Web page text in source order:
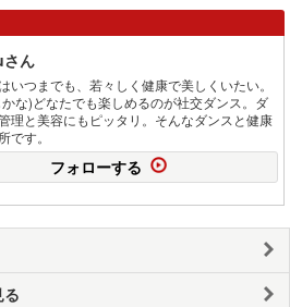
ん
いつまでも、若々しく健康で美しくいたい。
な)どなたでも楽しめるのが社交ダンス。ダ
理と美容にもピッタリ。そんなダンスと健康
です。
フォローする